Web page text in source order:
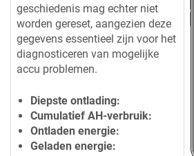
geschiedenis mag echter niet
worden gereset, aangezien deze
gegevens essentieel zijn voor het
diagnosticeren van mogelijke
accu problemen.
Diepste ontlading:
Cumulatief AH-verbruik:
Ontladen energie:
Geladen energie: